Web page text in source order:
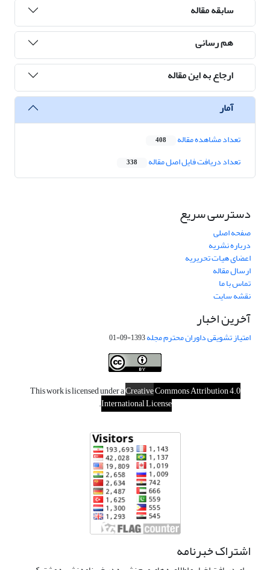
سابقه مقاله
هم رسانی
ارجاع به این مقاله
آمار
تعداد مشاهده مقاله 408
تعداد دریافت فایل اصل مقاله 338
دسترسی سریع
صفحه اصلی
درباره نشریه
اعضای هیات تحریریه
ارسال مقاله
تماس با ما
نقشه سایت
آخرین اخبار
امتیاز تشویقی داوران محترم مجله1393-09-01
This work is licensed under aCreativeCommons Attribution 4.0
International License
.
اشتراک خبرنامه